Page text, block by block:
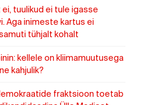
ei, tuulikud ei tule igasse
Aga inimeste kartus ei
tühjalt kohalt
kellele on kliimamuutusega
kahjulik?
fraktsioon toetab